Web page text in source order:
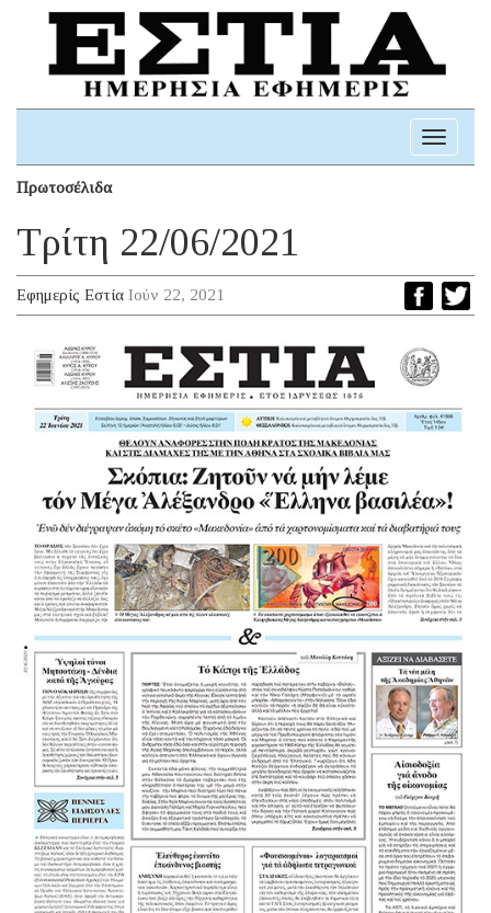
Toggle
Πρωτοσέλιδα
Τρίτη 22/06/2021
Εφημερίς Εστία Ιούν 22, 2021